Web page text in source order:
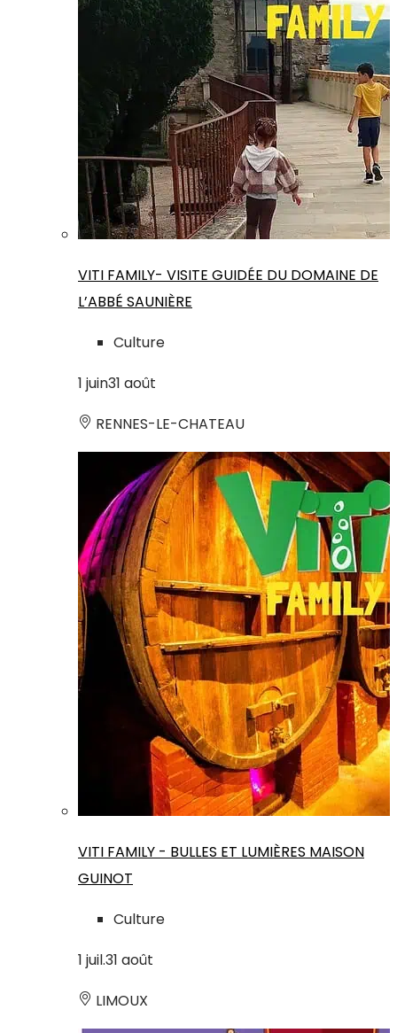
VITI FAMILY- VISITE GUIDÉE DU DOMAINE DE
L’ABBÉ SAUNIÈRE
Culture
1 juin31 août
RENNES-LE-CHATEAU
VITI FAMILY - BULLES ET LUMIÈRES MAISON
GUINOT
Culture
1 juil.31 août
LIMOUX